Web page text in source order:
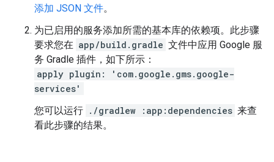
添加 JSON 文件。
为已启用的服务添加所需的基本库的依赖项。此步骤
要求您在 app/build.gradle 文件中应用 Google 服
务 Gradle 插件，如下所示：
apply plugin: 'com.google.gms.google-
services'
您可以运行 ./gradlew :app:dependencies 来查
看此步骤的结果。